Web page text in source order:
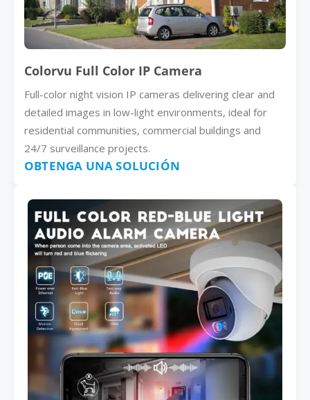
Colorvu Full Color IP Camera
Full-color night vision IP cameras delivering clear and
detailed images in low-light environments, ideal for
residential communities, commercial buildings and
24/7 surveillance projects.
OBTENGA UNA SOLUCIÓN